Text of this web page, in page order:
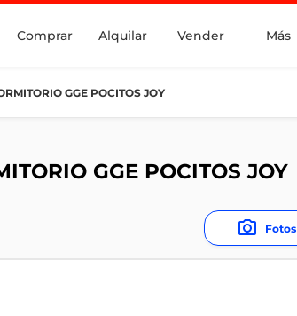
Comprar Alquilar Vender Más
GGE POCITOS JOY
GGE POCITOS JOY
Fotos